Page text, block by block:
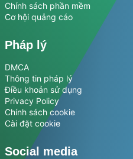
Chính sách phần mềm
Cơ hội quảng cáo
Pháp lý
DMCA
Thông tin pháp lý
Điều khoản sử dụng
Privacy Policy
Chính sách cookie
Cài đặt cookie
Social media